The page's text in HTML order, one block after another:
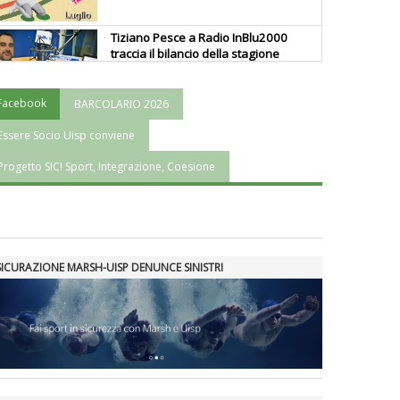
Tiziano Pesce a Radio InBlu2000
traccia il bilancio della stagione
valorizzi le nostre specificità"
La formazione Uisp rallenta ma
Tiziano Pesce nel Cda di
Fondazione Terzjus: prima riunione
a Roma
BARCOLARIO 2026
Socio Uisp conviene
SIC! Sport, Integrazione, Coesione
MARSH-UISP DENUNCE SINISTRI